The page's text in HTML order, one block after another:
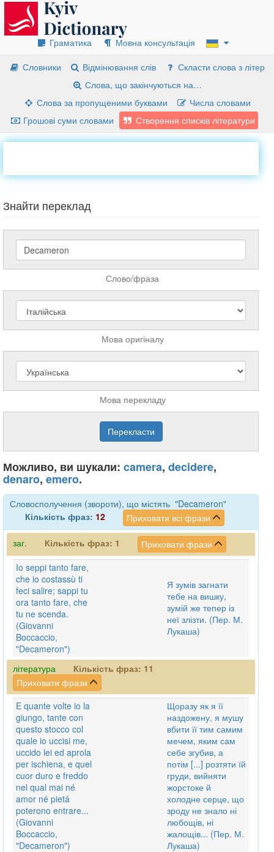
Граматика
Мовна консультація
Словники
Відмінювання слів
Скласти слова з літер
Слова, що закінчуються на…
Слова за пропущеними буквами
Числа словами
Грошові суми словами
Створення списків літератури
Знайти переклад
Слово/фраза
Мова оригіналу
Мова перекладу
Можливо, ви шукали: camera, decidere,
denaro, emero.
Словосполучення (звороти), що містять "Decameron"
Кількість фраз: 12 Приховати всі фрази
заг. Кількість фраз: 1
Приховати фрази
Io seppi tanto fare,
che io costassù ti
feci salire; sappi tu
ora tanto fare, che
tu ne scenda.
(Giovanni
Boccaccio,
"Decameron")
Я зумів загнати
тебе на вишку,
зумій же тепер із
неї злізти. (Пер. М.
Лукаша)
література Кількість фраз: 11
Приховати фрази
E quante volte io la
giungo, tante con
questo stocco col
quale io uccisi me,
uccido lei ed aprola
per ischiena, e quel
cuor duro e freddo
nel qual mai né
amor né pietá
poterono entrare...
(Giovanni
Boccaccio,
"Decameron")
Щоразу як я її
наздожену, я мушу
вбити її тим самим
мечем, яким сам
себе згубив, а
потім [...] розтяти їй
груди, вийняти
жорстоке й
холодне серце, що
зроду не знало ні
любощів, ні
жалощів... (Пер. М.
Лукаша)